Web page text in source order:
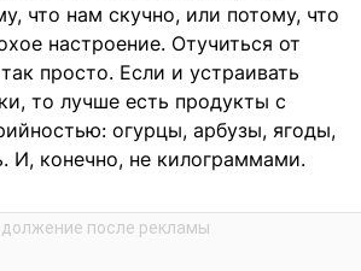
что нам скучно, или потому, что
настроение. Отучиться от
просто. Если и устраивать
то лучше есть продукты с
огурцы, арбузы, ягоды,
И, конечно, не килограммами.